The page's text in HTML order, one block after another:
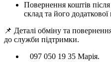
Повернення коштів
склад та його
📌 Деталі обміну та
до служби підтримки.
097 050 19 35 Марія.